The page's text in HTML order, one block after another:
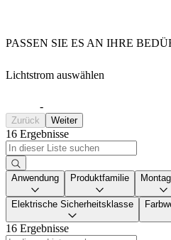
PASSEN SIE ES AN IHRE
Lichtstrom auswählen
-
Zurück Weiter
16 Ergebnisse
Anwendung Produktfamilie
Elektrische Sicherheitsklasse
16 Ergebnisse